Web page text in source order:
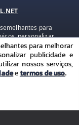
para
personalizar
Ao utilizar
de privacidade e
de uso
para melhorar
publicidade e
nossos serviços,
etermos de uso.